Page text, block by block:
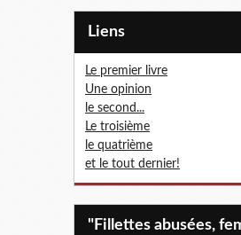
Liens
Le premier livre
Une opinion
le second...
Le troisième
le quatrième
et le tout dernier!
"Fillettes abusées, femmes en